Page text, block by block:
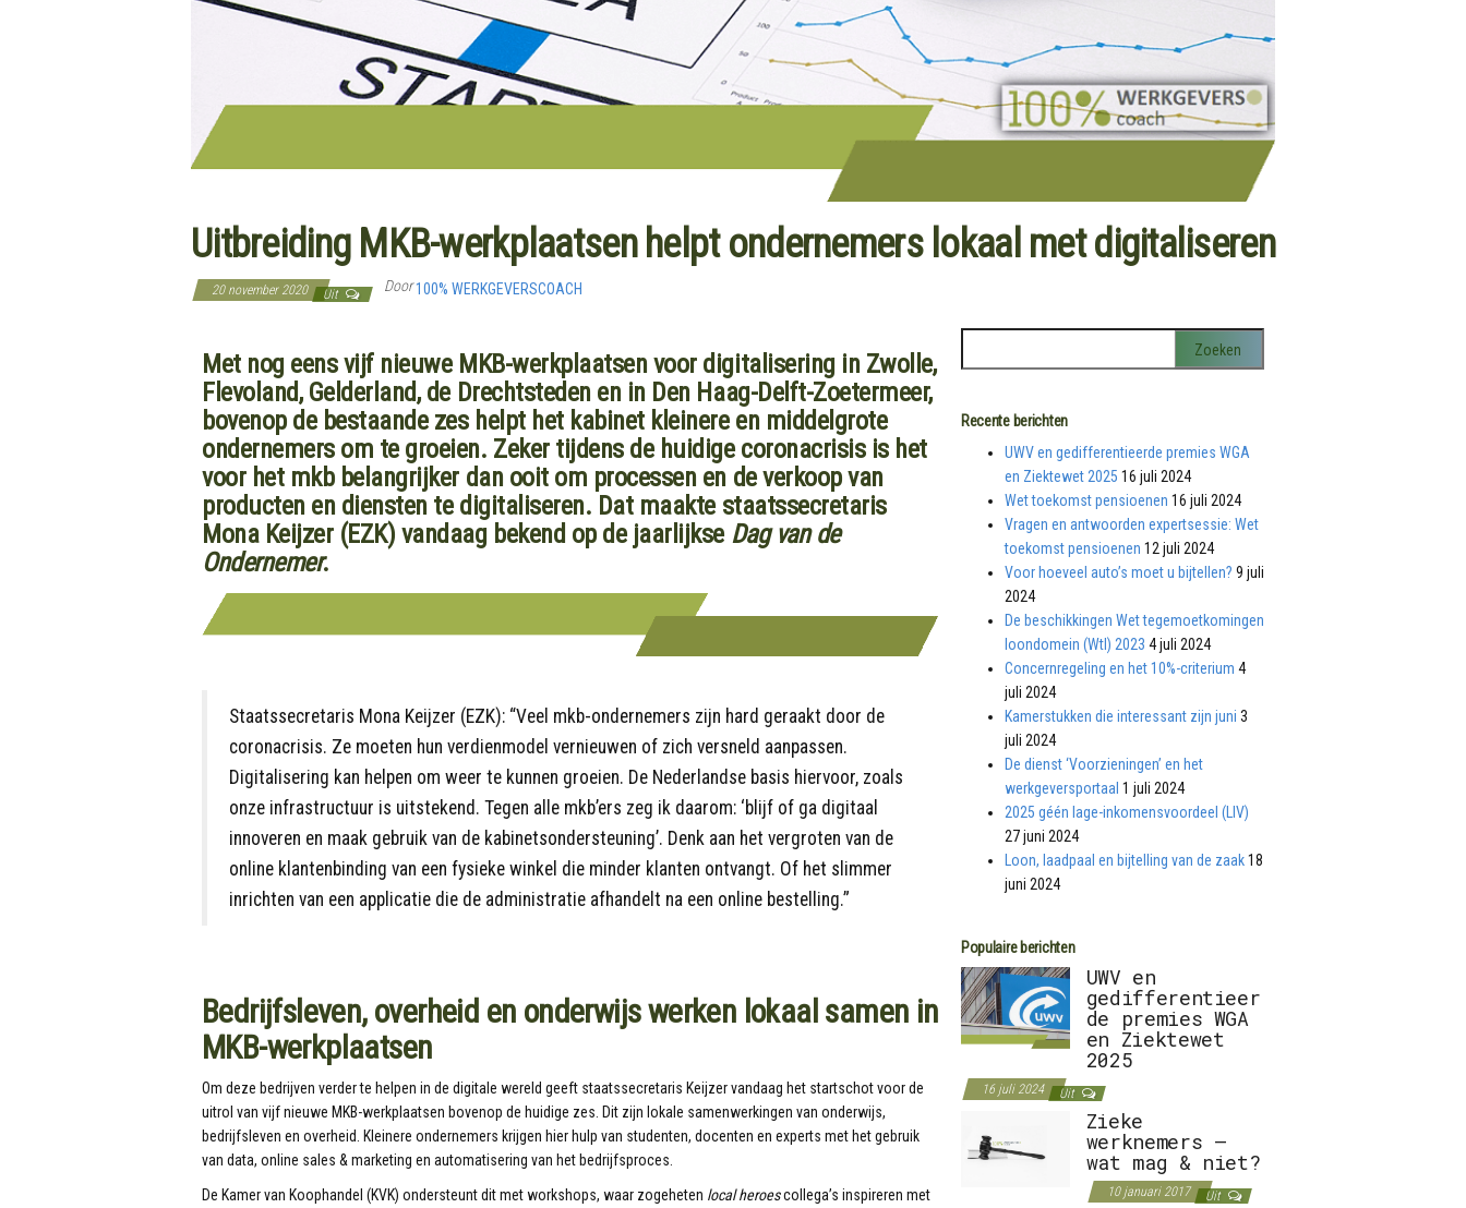
Uitbreiding MKB-werkplaatsen helpt ondernemers lokaal met digitaliseren
20 november 2020 Uit Door100% WERKGEVERSCOACH
Met nog eens vijf nieuwe MKB-werkplaatsen voor digitalisering in Zwolle,
Flevoland, Gelderland, de Drechtsteden en in Den Haag-Delft-Zoetermeer,
bovenop de bestaande zes helpt het kabinet kleinere en middelgrote
ondernemers om te groeien. Zeker tijdens de huidige coronacrisis is het
voor het mkb belangrijker dan ooit om processen en de verkoop van
producten en diensten te digitaliseren. Dat maakte staatssecretaris
Mona Keijzer (EZK) vandaag bekend op de jaarlijkse Dag van de
Ondernemer.
Staatssecretaris Mona Keijzer (EZK): “Veel mkb-ondernemers zijn hard geraakt door de
coronacrisis. Ze moeten hun verdienmodel vernieuwen of zich versneld aanpassen.
Digitalisering kan helpen om weer te kunnen groeien. De Nederlandse basis hiervoor, zoals
onze infrastructuur is uitstekend. Tegen alle mkb’ers zeg ik daarom: ‘blijf of ga digitaal
innoveren en maak gebruik van de kabinetsondersteuning’. Denk aan het vergroten van de
online klantenbinding van een fysieke winkel die minder klanten ontvangt. Of het slimmer
inrichten van een applicatie die de administratie afhandelt na een online bestelling.”
Bedrijfsleven, overheid en onderwijs werken lokaal samen in
MKB-werkplaatsen
Om deze bedrijven verder te helpen in de digitale wereld geeft staatssecretaris Keijzer vandaag het startschot voor de
uitrol van vijf nieuwe MKB-werkplaatsen bovenop de huidige zes. Dit zijn lokale samenwerkingen van onderwijs,
bedrijfsleven en overheid. Kleinere ondernemers krijgen hier hulp van studenten, docenten en experts met het gebruik
van data, online sales & marketing en automatisering van het bedrijfsproces.
De Kamer van Koophandel (KVK) ondersteunt dit met workshops, waar zogeheten local heroescollega’s inspireren met
Recente berichten
UWV en gedifferentieerde premies WGA
en Ziektewet 2025 16 juli 2024
Wet toekomst pensioenen 16 juli 2024
Vragen en antwoorden expertsessie: Wet
toekomst pensioenen 12 juli 2024
Voor hoeveel auto’s moet u bijtellen? 9 juli
2024
De beschikkingen Wet tegemoetkomingen
loondomein (Wtl) 2023 4 juli 2024
Concernregeling en het 10%-criterium 4
juli 2024
Kamerstukken die interessant zijn juni 3
juli 2024
De dienst ‘Voorzieningen’ en het
werkgeversportaal 1 juli 2024
2025 géén lage-inkomensvoordeel (LIV)
27 juni 2024
Loon, laadpaal en bijtelling van de zaak 18
juni 2024
Populaire berichten
UWV en
gedifferentieer
de premies WGA
en Ziektewet
2025
16 juli 2024 Uit
Zieke
werknemers –
wat mag & niet?
10 januari 2017 Uit